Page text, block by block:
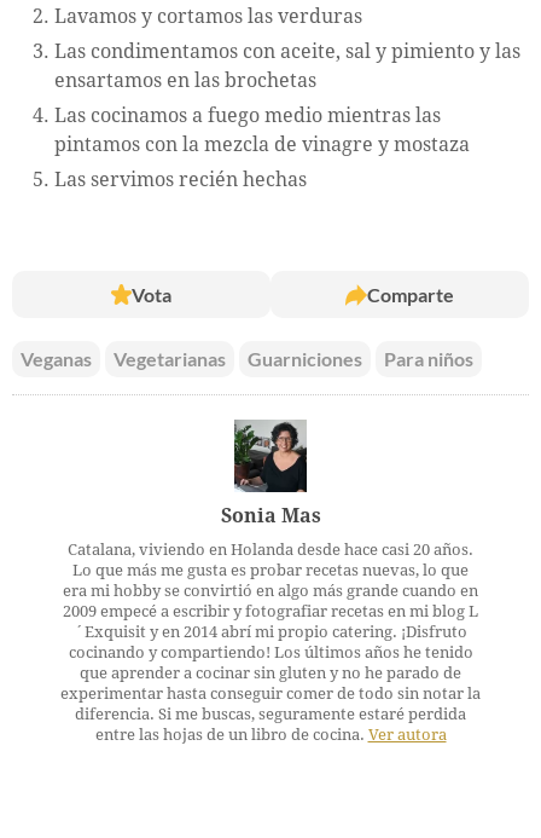
Lavamos y cortamos las verduras
Las condimentamos con aceite, sal y pimiento y las
ensartamos en las brochetas
Las cocinamos a fuego medio mientras las
pintamos con la mezcla de vinagre y mostaza
Las servimos recién hechas
Vota Comparte
Veganas Vegetarianas Guarniciones Para niños
Sonia Mas
Catalana, viviendo en Holanda desde hace casi 20 años.
Lo que más me gusta es probar recetas nuevas, lo que
era mi hobby se convirtió en algo más grande cuando en
2009 empecé a escribir y fotografiar recetas en mi blog L
´Exquisit y en 2014 abrí mi propio catering. ¡Disfruto
cocinando y compartiendo! Los últimos años he tenido
que aprender a cocinar sin gluten y no he parado de
experimentar hasta conseguir comer de todo sin notar la
diferencia. Si me buscas, seguramente estaré perdida
entre las hojas de un libro de cocina. Ver autora